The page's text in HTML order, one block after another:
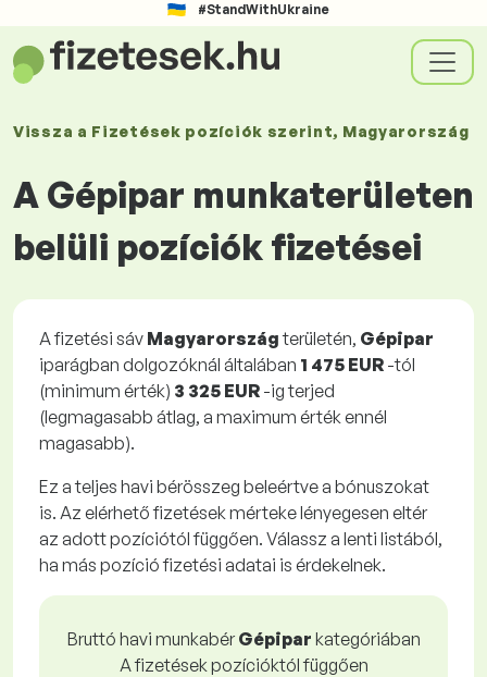
#StandWithUkraine
Vissza a Fizetések pozíciók szerint, Magyarország
A Gépipar munkaterületen
belüli pozíciók fizetései
A fizetési sáv Magyarországterületén, Gépipar
iparágban dolgozóknál általában 1 475 EUR -tól
(minimum érték) 3 325 EUR -ig terjed
(legmagasabb átlag, a maximum érték ennél
magasabb).
Ez a teljes havi bérösszeg beleértve a bónuszokat
is. Az elérhető fizetések mérteke lényegesen eltér
az adott pozíciótól függően. Válassz a lenti listából,
ha más pozíció fizetési adatai is érdekelnek.
Bruttó havi munkabér Gépipar kategóriában
A fizetések pozícióktól függően